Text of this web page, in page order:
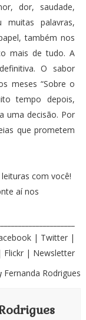
dor, saudade,
palavras,
também nos
mais de tudo. A
O sabor
meses “Sobre o
tempo depois,
uma decisão. Por
que prometem
com você!
aí nos
| Twitter |
Flickr | Newsletter
Fernanda Rodrigues